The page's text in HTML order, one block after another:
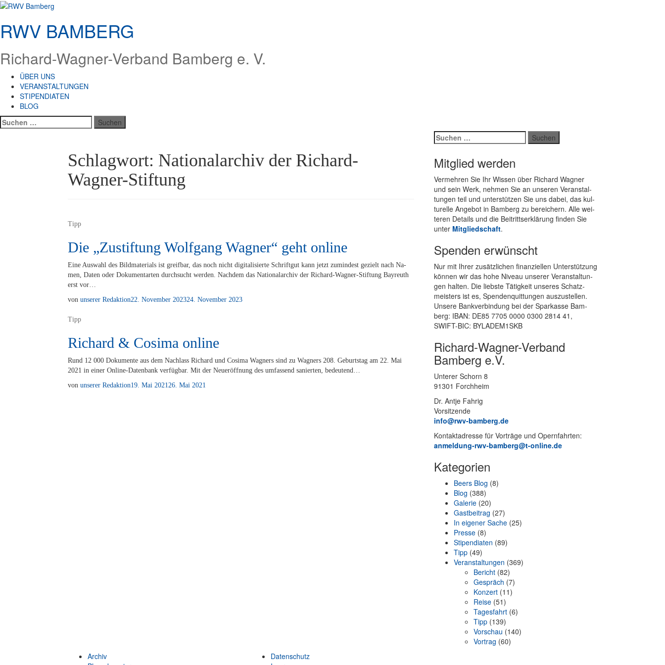
Zum
springen
RWV BAMBERG
Richard-Wagner-Verband Bamberg e. V.
ÜBER UNS
VERANSTALTUNGEN
STIPENDIATEN
BLOG
Suchen
nach:
Schlagwort: Nationalarchiv der Richard-
Wagner-Stiftung
Tipp
Die „Zustiftung Wolfgang Wagner“ geht online
Eine Aus­wahl des Bild­ma­te­ri­als ist greif­bar, das noch nicht di­gi­ta­li­sier­te Schrift­gut kann jetzt zu­min­dest ge­zielt nach Na­
men, Da­ten oder Do­ku­ment­arten durch­sucht wer­den. Nach­dem das Na­tio­nal­ar­chiv der Ri­­chard-Wa­g­­ner-Stif­­tung Bay­reuth
erst vor…
von unserer Redaktion22. November 202324. November 2023
Tipp
Richard & Cosima online
Rund 12 000 Do­ku­men­te aus dem Nach­lass Ri­chard und Co­si­ma Wag­ners sind zu Wag­ners 208. Ge­burts­tag am 22. Mai
2021 in ei­ner On­­li­ne-Da­­ten­­bank ver­füg­bar. Mit der Neu­eröff­nung des um­fas­send sa­nier­ten, bedeutend…
von unserer Redaktion19. Mai 202126. Mai 2021
Suchen
nach:
Mitglied werden
Ver­meh­ren Sie Ihr Wis­sen über Ri­chard Wag­ner
und sein Werk, neh­men Sie an un­se­ren Ver­an­stal­
tun­gen teil und un­ter­stüt­zen Sie uns da­bei, das kul­
tu­rel­le An­ge­bot in Bam­berg zu be­rei­chern. Alle wei­
te­ren De­tails und die Bei­tritts­er­klä­rung fin­den Sie
un­ter Mit­glied­schaft.
Spenden erwünscht
Nur mit Ih­rer zu­sätz­li­chen fi­nan­zi­el­len Un­ter­stüt­zung
kön­nen wir das hohe Ni­veau un­se­rer Ver­an­stal­tun­
gen hal­ten. Die liebs­te Tä­tig­keit un­se­res Schatz­
meis­ters ist es, Spen­den­quit­tun­gen aus­zu­stel­len.
Un­se­re Bank­ver­bin­dung bei der Spar­kas­se Bam­
berg: IBAN: DE85 7705 0000 0300 2814 41,
SWIFT-BIC: BYLADEM1SKB
Richard-Wagner-Verband
Bamberg e.V.
Un­te­rer Schorn 8
91301 Forchheim
Dr. Ant­je Fahrig
Vorsitzende
info@rwv-bamberg.de
Kon­takt­adres­se für Vor­trä­ge und Opern­fahr­ten:
anmeldung-rwv-bamberg@t-online.de
Kategorien
Beers Blog (8)
Blog (388)
Galerie (20)
Gastbeitrag (27)
In eigener Sache (25)
Presse (8)
Stipendiaten (89)
Tipp (49)
Veranstaltungen (369)
Bericht (82)
Gespräch (7)
Konzert (11)
Reise (51)
Tagesfahrt (6)
Tipp (139)
Vorschau (140)
Vortrag (60)
Archiv
Datenschutz